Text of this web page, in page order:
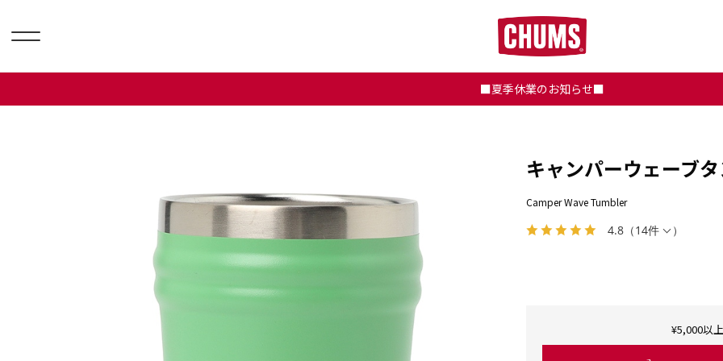
■夏季休業のお知らせ■
4.8 （14件 ）
キャンパーウェーブ
Camper Wave Tumbler
¥5,000以